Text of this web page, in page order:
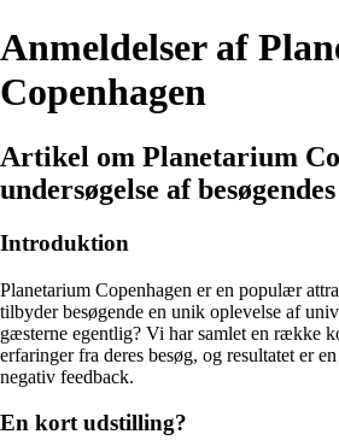
Anmeldelser af
Copenhagen
Artikel om Planetarium
undersøgelse af
Introduktion
Planetarium Copenhagen er en populær
tilbyder besøgende en unik oplevelse af
gæsterne egentlig? Vi har samlet en række
erfaringer fra deres besøg, og resultatet er
negativ feedback.
En kort udstilling?